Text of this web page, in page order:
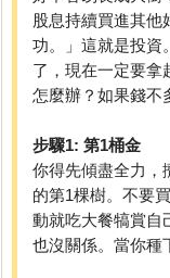
股息持續買進其
功。」這就是投資
了，現在一定要拿
怎麼辦？如果錢不
步驟1: 第1桶金
你得先傾盡全力，
的第1棵樹。不要
動就吃大餐犒賞
也沒關係。當你種